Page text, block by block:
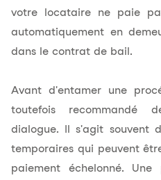
votre locataire ne paie
automatiquement en
dans le contrat de bail.
Avant d'entamer une
toutefois recommandé
dialogue. Il s'agit souvent
temporaires qui peuvent
paiement échelonné.